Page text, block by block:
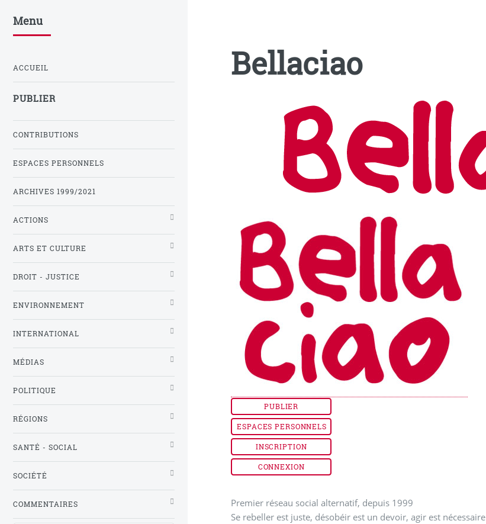
Bellaciao
PUBLIER
ESPACES PERSONNELS
INSCRIPTION
CONNEXION
Premier réseau social alternatif, depuis 1999
Se rebeller est juste, désobéir est un devoir, agir est nécessaire
Menu
ACCUEIL
PUBLIER
CONTRIBUTIONS
ESPACES PERSONNELS
ARCHIVES 1999/2021
ACTIONS
ARTS ET CULTURE
DROIT - JUSTICE
ENVIRONNEMENT
INTERNATIONAL
MÉDIAS
POLITIQUE
RÉGIONS
SANTÉ - SOCIAL
SOCIÉTÉ
COMMENTAIRES